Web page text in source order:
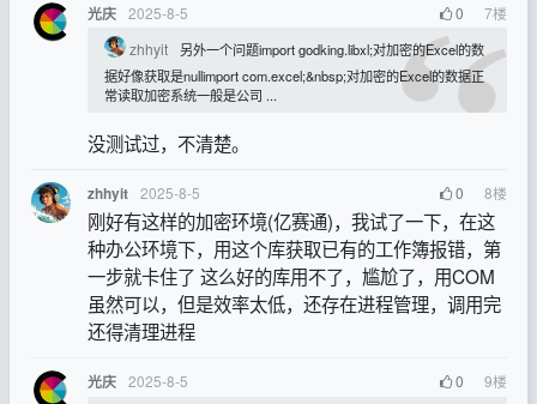
光庆 2025-8-5 0 7楼
zhhyit
另外一个问题import godking.libxl;对加密的Excel的数
据好像获取是nullimport com.excel;&nbsp;对加密的Excel的数据正
常读取加密系统一般是公司 ...
没测试过，不清楚。
zhhyit 2025-8-5 0 8楼
刚好有这样的加密环境(亿赛通)，我试了一下，在这
种办公环境下，用这个库获取已有的工作簿报错，第
一步就卡住了 这么好的库用不了，尴尬了，用COM
虽然可以，但是效率太低，还存在进程管理，调用完
还得清理进程
光庆 2025-8-5 0 9楼